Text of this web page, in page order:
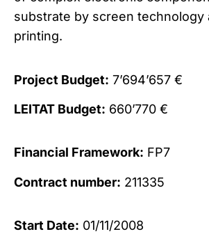
substrate by screen technology
printing.
Project Budget: 7’694’657 €
LEITAT Budget: 660’770 €
Financial Framework: FP7
Contract number: 211335
Start Date: 01/11/2008